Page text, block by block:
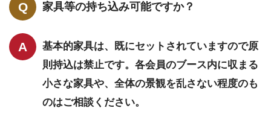
家具等の持ち込み可能ですか？
基本的家具は、既にセットされていますので原
則持込は禁止です。各会員のブース内に収まる
小さな家具や、全体の景観を乱さない程度のも
のはご相談ください。